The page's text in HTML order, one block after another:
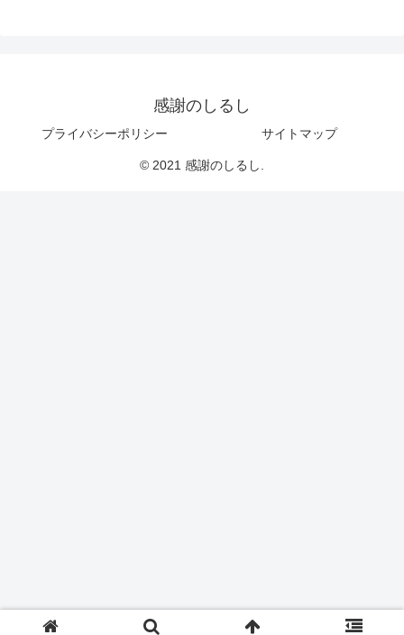
感謝のしるし
プライバシーポリシー サイトマップ
© 2021 感謝のしるし.